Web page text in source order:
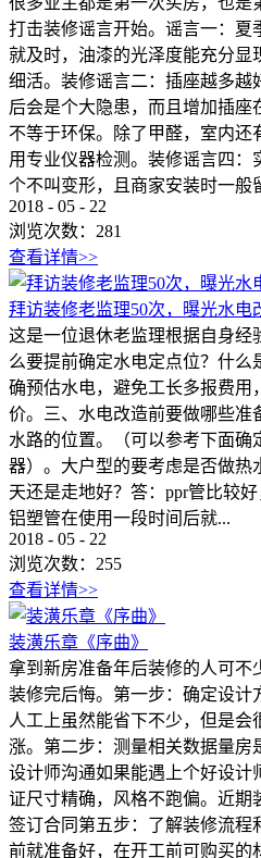
打击装修谣言开始。谣言一：夏
就及时，油漆的光泽度能充分显
细活。装修谣言二：插座越多越
后会是个大隐患，而且增加插
不等于环保。除了甲醛，室内
用专业仪器检测。装修谣言四
个不叫变形，且商家安装时一般
2018 - 05 - 22
浏览次数： 281
查看详情>>
拜访装修老监理50次，曝光水电
这是一位退休老监理根据自身经
么要提前确定水电定点位？什
确预估水电，避免工长多报费用
价。三、水电改造前要做哪些准
水路的位置。（可以参考下面
器）。大户型的要考虑是否做热
天还是走地好？答：ppr管比较
铝塑管在使用一段时间后就...
2018 - 05 - 22
浏览次数： 255
查看详情>>
装潢乐章《序曲》
拿到新房准备年后装修的人可不
装修完后悔。第一步：确定设计
人工上虽然能省下不少，但是
涨。第二步：测量相关数据量房
设计师沟通如果能遇上个好设计
证尺寸精确，风格不跑偏。近期
签订合同第五步：了解装修流程
前就准备好，在开工前可购买的